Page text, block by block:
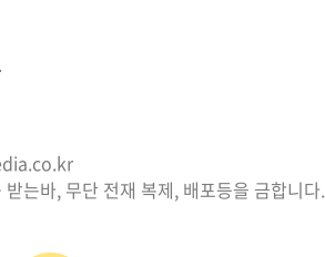
는바, 무단 전재 복제, 배포등을 금합니다.